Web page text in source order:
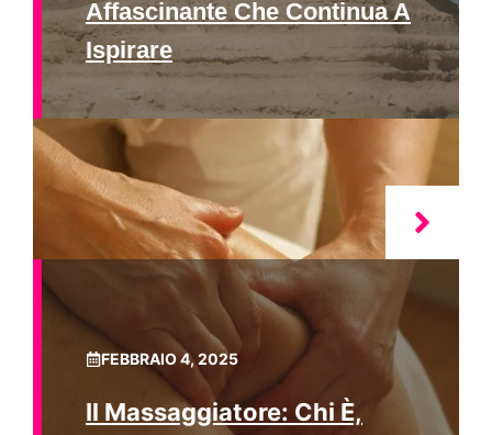
Affascinante Che Continua A
Ispirare
FEBBRAIO 4, 2025
Il Massaggiatore: Chi È,